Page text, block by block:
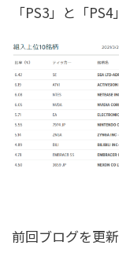
「PS3」と「
前回ブログを更